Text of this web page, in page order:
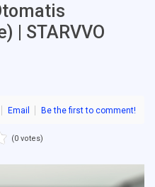
| STARVVO
Email Be the first to comment!
(0 votes)